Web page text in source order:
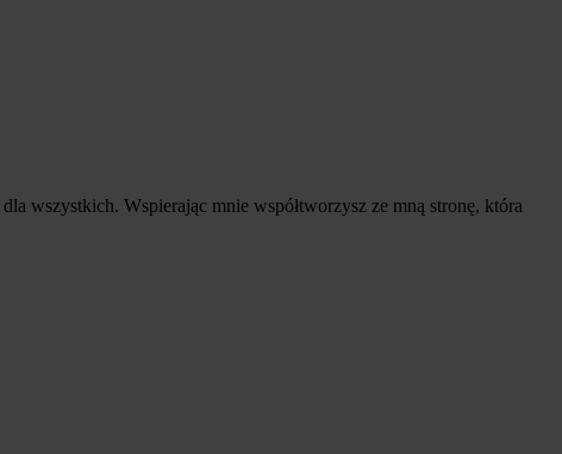
wszystkich. Wspierając mnie współtworzysz ze mną stronę, która